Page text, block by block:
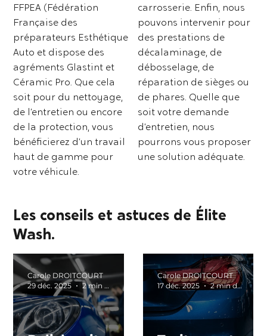
FFPEA (Fédération
Française des
préparateurs Esthétique
Auto et dispose des
agréments Glastint et
Céramic Pro. Que cela
soit pour du nettoyage,
de l’entretien ou encore
de la protection, vous
bénéficierez d’un travail
haut de gamme pour
votre véhicule.
carrosserie. Enfin, nous
pouvons intervenir pour
des prestations de
décalaminage, de
débosselage, de
réparation de sièges ou
de phares. Quelle que
soit votre demande
d’entretien, nous
pourrons vous proposer
une solution adéquate.
Les conseils et astuces de Élite
Wash.
Carole DROITCOURT
29 déc. 2025
2 min de lecture
Carole DROITCOURT
17 déc. 2025
2 min de lecture